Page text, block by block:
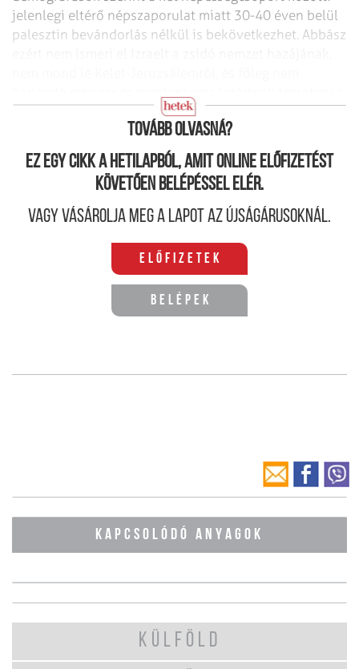
jelenlegi eltérő népszaporulat miatt 30-40 éven belül
palesztin bevándorlás nélkül is bekövetkezhet. Abbász
Tovább olvasná?
Ez egy cikk a hetilapból, amit online előfizetést
követően belépéssel elér.
Vagy vásárolja meg a lapot az újságárusoknál.
Előfizetek
Belépek
KAPCSOLÓDÓ ANYAGOK
KÜLFÖLD